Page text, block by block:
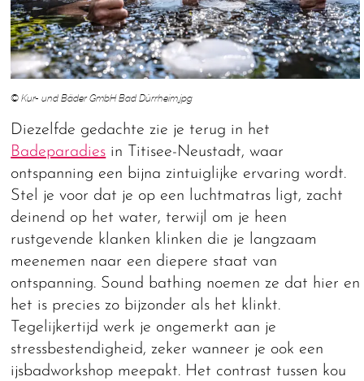
© Kur- und Bäder GmbH Bad Dürrheim.jpg
Diezelfde gedachte zie je terug in het
Badeparadies in Titisee-Neustadt, waar
ontspanning een bijna zintuiglijke ervaring wordt.
Stel je voor dat je op een luchtmatras ligt, zacht
deinend op het water, terwijl om je heen
rustgevende klanken klinken die je langzaam
meenemen naar een diepere staat van
ontspanning. Sound bathing noemen ze dat hier en
het is precies zo bijzonder als het klinkt.
Tegelijkertijd werk je ongemerkt aan je
stressbestendigheid, zeker wanneer je ook een
ijsbadworkshop meepakt. Het contrast tussen kou